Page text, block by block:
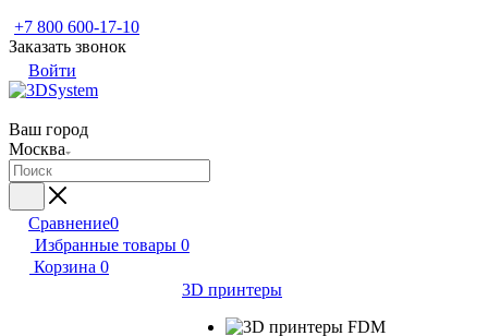
+7 800 600-17-10
Заказать звонок
Войти
Ваш город
Москва
Сравнение0
Избранные товары 0
Корзина 0
3D принтеры